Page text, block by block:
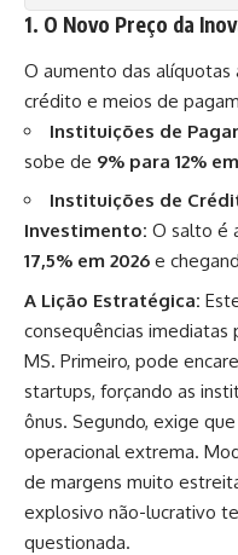
1. O Novo Preço da
O aumento das
crédito e meios de
Instituições de
sobe de 9% para 12%
Instituições de
Investimento: O salto é
17,5% em 2026 e
A Lição Estratégica:
consequências
MS. Primeiro, pode
startups, forçando as
ônus. Segundo, exige que
operacional extrema.
de margens muito
explosivo não-lucrativo
questionada.